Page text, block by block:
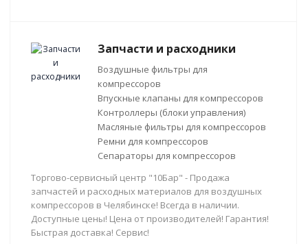
Запчасти и расходники
Воздушные фильтры для
компрессоров
Впускные клапаны для компрессоров
Контроллеры (блоки управления)
Масляные фильтры для компрессоров
Ремни для компрессоров
Сепараторы для компрессоров
Торгово-сервисный центр "10Бар" - Продажа
запчастей и расходных материалов для воздушных
компрессоров в Челябинске! Всегда в наличии.
Доступные цены! Цена от производителей! Гарантия!
Быстрая доставка! Сервис!